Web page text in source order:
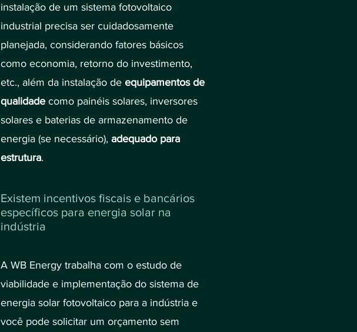
instalação de um sistema fotovoltaico
industrial precisa ser cuidadosamente
planejada, considerando fatores básicos
como economia, retorno do investimento,
etc., além da instalação deequipamentos de
qualidade como painéis solares, inversores
solares e baterias de armazenamento de
energia (se necessário), adequado para
estrutura.
Existem incentivos fiscais e bancários
específicos para energia solar na
indústria
A WB Energy trabalha com o estudo de
viabilidade e implementação do sistema de
energia solar fotovoltaico para a indústria e
você pode solicitar um orçamento sem